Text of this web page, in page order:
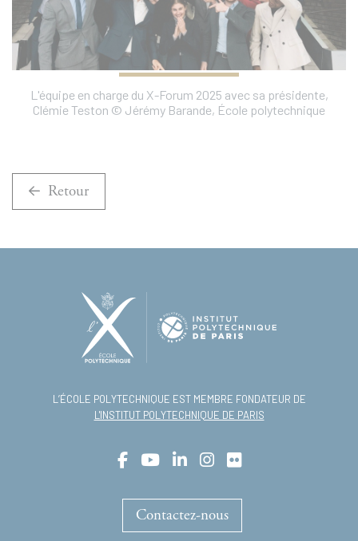
L'équipe en charge du X-Forum 2025 avec sa présidente,
Clémie Teston © Jérémy Barande, École polytechnique
Retour
L’ÉCOLE POLYTECHNIQUE EST MEMBRE FONDATEUR DE
L'INSTITUT POLYTECHNIQUE DE PARIS
Contactez-nous